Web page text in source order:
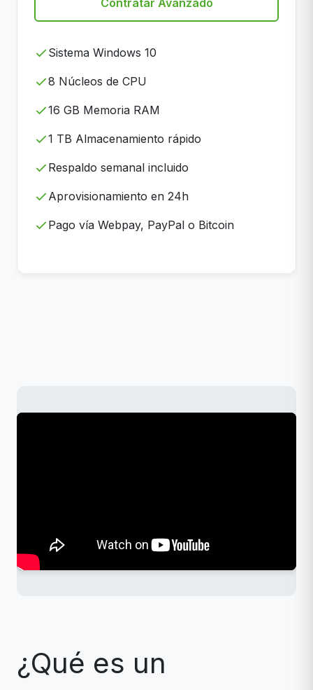
Sistema Windows 10
8 Núcleos de CPU
16 GB Memoria RAM
1 TB Almacenamiento rápido
Respaldo semanal incluido
Aprovisionamiento en 24h
Pago vía Webpay, PayPal o Bitcoin
¿Qué es un